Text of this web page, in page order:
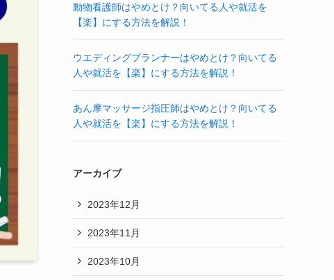
動物看護師はやめとけ？向いてる人や就活を
【楽】にする方法を解説！
ウエディングプランナーはやめとけ？向いてる
人や就活を【楽】にする方法を解説！
あん摩マッサージ指圧師はやめとけ？向いてる
人や就活を【楽】にする方法を解説！
アーカイブ
2023年12月
2023年11月
2023年10月